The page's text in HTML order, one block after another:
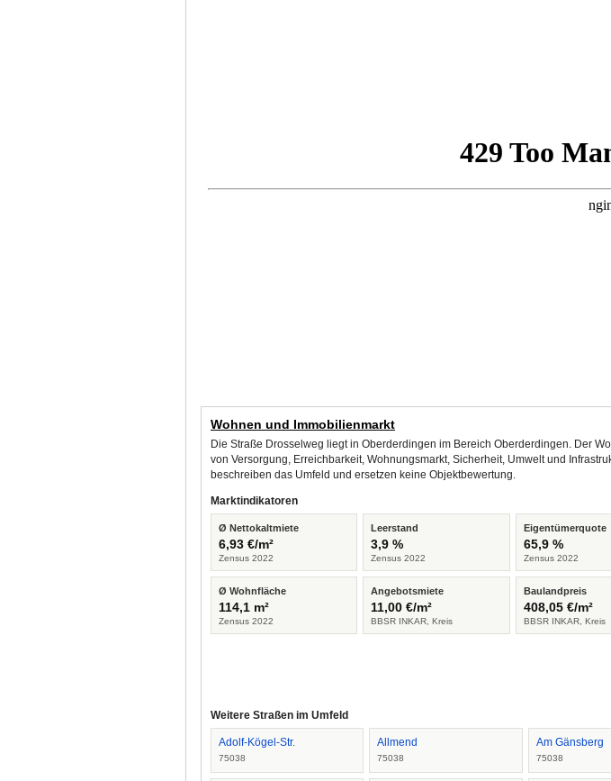
Wohnen und Immobilienmarkt
Die Straße Drosselweg liegt in Oberderdingen im Bereich Oberderdingen. Der
von Versorgung, Erreichbarkeit, Wohnungsmarkt, Sicherheit, Umwelt und
beschreiben das Umfeld und ersetzen keine Objektbewertung.
Marktindikatoren
Ø Nettokaltmiete
6,93 €/m²
Zensus 2022
Leerstand
3,9 %
Zensus 2022
Eigentümerquote
65,9 %
Zensus 2022
Ø Wohnfläche
114,1 m²
Zensus 2022
Angebotsmiete
11,00 €/m²
BBSR INKAR, Kreis
Baulandpreis
408,05 €/m²
BBSR INKAR, Kreis
Weitere Straßen im Umfeld
Adolf-Kögel-Str.
75038
Allmend
75038
Am Gänsberg
75038